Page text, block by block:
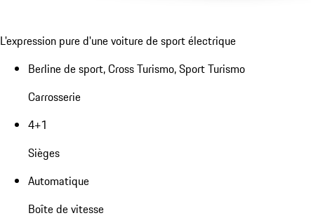
L'expression pure d'une voiture de sport électrique
Berline de sport, Cross Turismo, Sport Turismo
Carrosserie
4+1
Sièges
Automatique
Boîte de vitesse